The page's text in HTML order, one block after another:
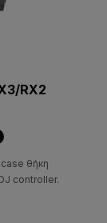
RX2
θήκη
controller.